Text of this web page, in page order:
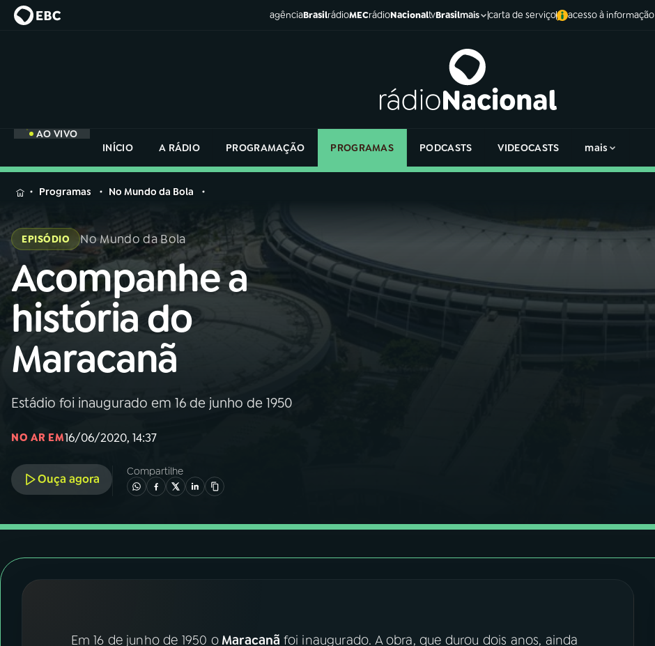
agênciaBrasilrádioMECrádioNacionaltvBrasilmais carta de serviço acesso à informação
AO VIVO
INÍCIO
A RÁDIO PROGRAMAÇÃO PROGRAMAS PODCASTS VIDEOCASTS mais
MENU
Buscar
na
Rádio
Nacional
Buscar
AO VIVO
01INÍCIO
02 A RÁDIO
03PROGRAMAÇÃO
PROGRAMAS
na
Rádio
Nacional
Programas No Mundo da Bola
EPISÓDIO No Mundo da Bola
Acompanhe a
história do
Maracanã
Estádio foi inaugurado em 16 de junho de 1950
NO AR EM16/06/2020, 14:37
Ouça agora
Compartilhe
Em 16 de junho de 1950 oMaracanã foi inaugurado. A obra, que durou dois anos, ainda